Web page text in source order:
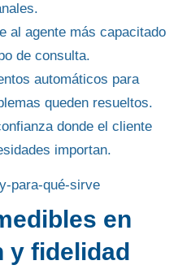
al agente más capacitado
de consulta.
automáticos para
queden resueltos.
donde el cliente
importan.
en
y fidelidad